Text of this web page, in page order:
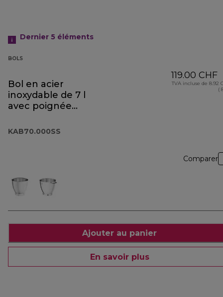
Dernier 5 éléments
BOLS
Bol en acier
inoxydable de 7 l
avec poignée
KAB70.000SS
119.00 CHF
TVA incluse de 8.92
(
Comparer
Ajouter au panier
En savoir plus